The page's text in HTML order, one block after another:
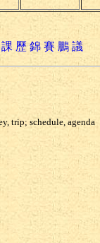
課 歷 錦 賽 鵬 議
trip; schedule, agenda